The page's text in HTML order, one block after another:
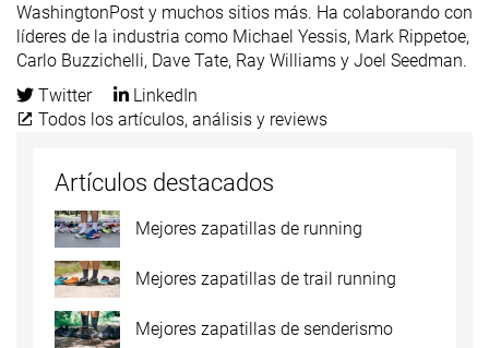
WashingtonPost y muchos sitios más. Ha colaborando con
líderes de la industria como Michael Yessis, Mark Rippetoe,
Carlo Buzzichelli, Dave Tate, Ray Williams y Joel Seedman.
Twitter
LinkedIn
Todos los artículos, análisis y reviews
Artículos destacados
Mejores zapatillas de running
Mejores zapatillas de trail running
Mejores zapatillas de senderismo